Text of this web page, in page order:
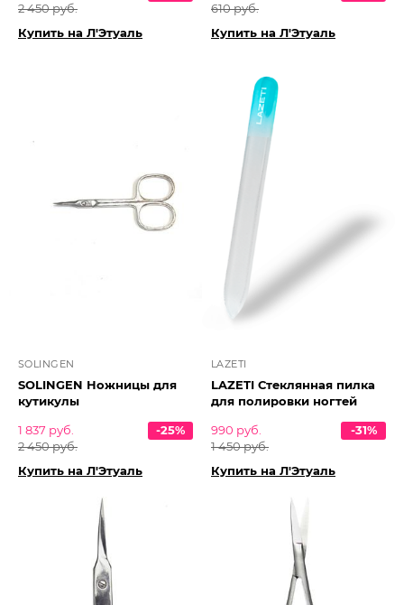
2 450 руб.
Купить на Л'Этуаль
610 руб.
Купить на Л'Этуаль
SOLINGEN
SOLINGEN Ножницы для
кутикулы
1 837 руб.
2 450 руб.
-25%
Купить на Л'Этуаль
LAZETI
LAZETI Стеклянная пилка
для полировки ногтей
990 руб.
1 450 руб.
-31%
Купить на Л'Этуаль